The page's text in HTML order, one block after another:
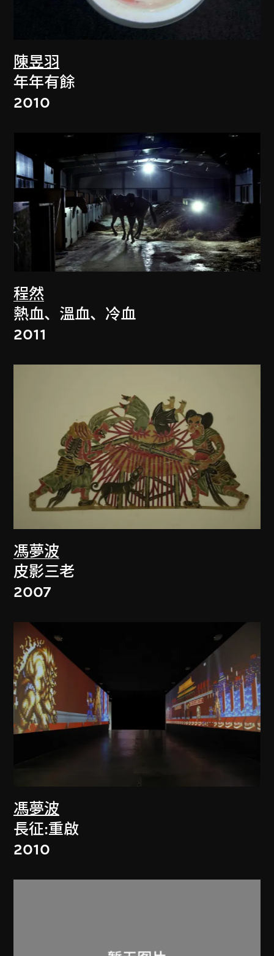
陳昱羽
年年有餘
2010
程然
熱血、溫血、冷血
2011
馮夢波
皮影三老
2007
馮夢波
長征:重啟
2010